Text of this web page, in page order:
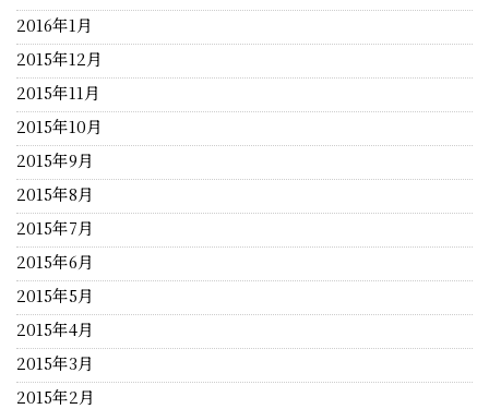
2016年1月
2015年12月
2015年11月
2015年10月
2015年9月
2015年8月
2015年7月
2015年6月
2015年5月
2015年4月
2015年3月
2015年2月